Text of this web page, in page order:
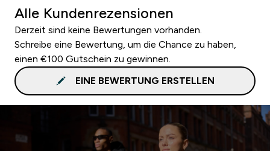
Alle Kundenrezensionen
Derzeit sind keine Bewertungen vorhanden.
Schreibe eine Bewertung, um die Chance zu haben,
einen €100 Gutschein zu gewinnen.
EINE BEWERTUNG ERSTELLEN